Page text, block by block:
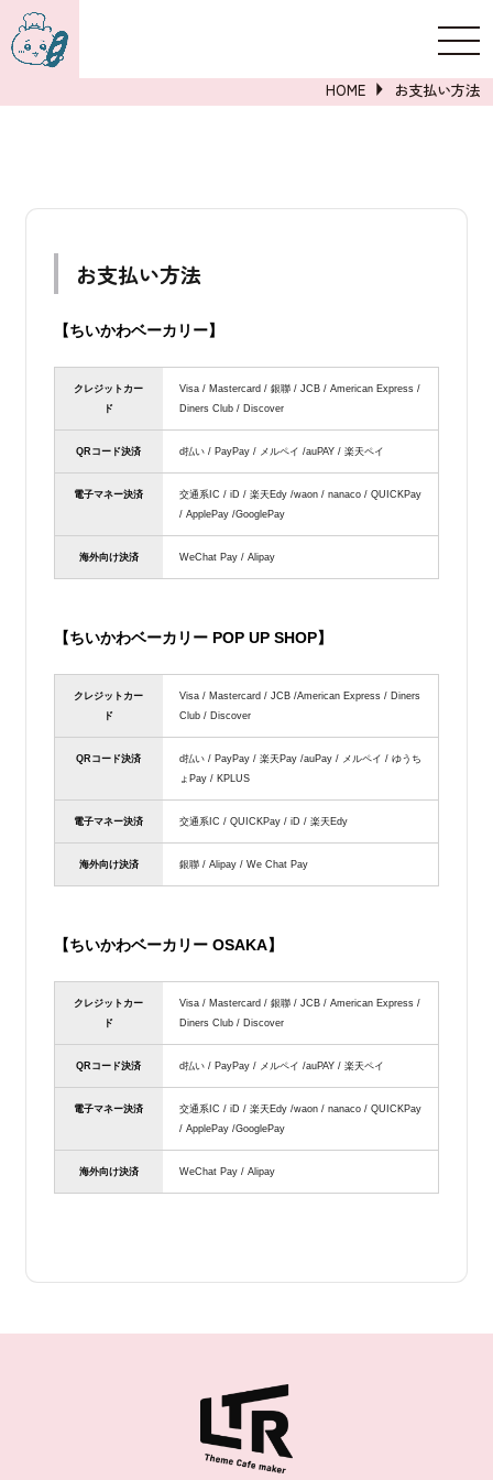
詳しくはこちら
HOME お支払い方法
お支払い方法
【ちいかわベーカリー】
クレジットカー
ド
Visa / Mastercard / 銀聯 / JCB / American Express /
Diners Club / Discover
QRコード決済 d払い / PayPay / メルペイ /auPAY / 楽天ペイ
電子マネー決済
交通系IC / iD / 楽天Edy /waon / nanaco / QUICKPay
/ ApplePay /GooglePay
海外向け決済 WeChat Pay / Alipay
【ちいかわベーカリー POP UP SHOP】
クレジットカー
ド
Visa / Mastercard / JCB /American Express / Diners
Club / Discover
QRコード決済
d払い / PayPay / 楽天Pay /auPay / メルペイ / ゆうち
ょPay / KPLUS
電子マネー決済 交通系IC / QUICKPay / iD / 楽天Edy
海外向け決済 銀聯 / Alipay / We Chat Pay
【ちいかわベーカリー OSAKA】
クレジットカー
ド
Visa / Mastercard / 銀聯 / JCB / American Express /
Diners Club / Discover
QRコード決済 d払い / PayPay / メルペイ /auPAY / 楽天ペイ
電子マネー決済
交通系IC / iD / 楽天Edy /waon / nanaco / QUICKPay
/ ApplePay /GooglePay
海外向け決済 WeChat Pay / Alipay